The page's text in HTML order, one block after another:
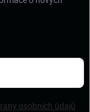
osobních údajů